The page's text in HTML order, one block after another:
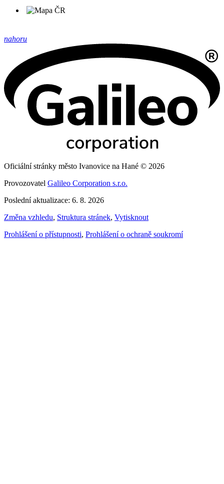
nahoru
Oficiální stránky město Ivanovice na Hané © 2026
Provozovatel Galileo Corporation s.r.o.
Poslední aktualizace: 6. 8. 2026
Změna vzhledu, Struktura stránek, Vytisknout
Prohlášení o přístupnosti, Prohlášení o ochraně soukromí